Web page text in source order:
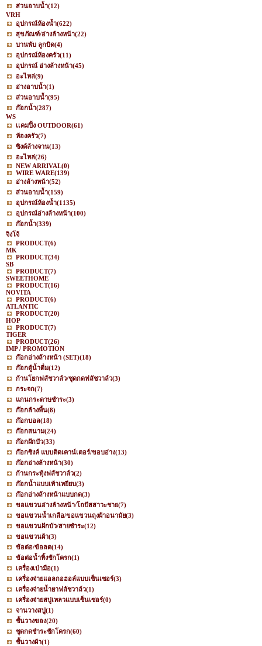
ส่วนอาบน้ำ(12)
VRH
อุปกรณ์ห้องน้ำ(622)
สุขภัณฑ์/อ่างล้างหน้า(22)
บานพับ ลูกบิด(4)
อุปกรณ์ห้องครัว(11)
อุปกรณ์ อ่างล้างหน้า(45)
อะไหล่(9)
อ่างอาบน้ำ(1)
ส่วนอาบน้ำ(95)
ก๊อกน้ำ(287)
WS
เเคมปิ้ง OUTDOOR(61)
ห้องครัว(7)
ซิงค์ล้างจาน(13)
อะไหล่(26)
NEW ARRIVAL(0)
WIRE WARE(139)
อ่างล้างหน้า(52)
ส่วนอาบน้ำ(159)
อุปกรณ์ห้องน้ำ(1135)
อุปกรณ์อ่างล้างหน้า(100)
ก๊อกน้ำ(339)
จิงโจ้
PRODUCT(6)
MK
PRODUCT(34)
SB
PRODUCT(7)
SWEETHOME
PRODUCT(16)
NOVITA
PRODUCT(6)
ATLANTIC
PRODUCT(20)
HOP
PRODUCT(7)
TIGER
PRODUCT(26)
IMP / PROMOTION
ก๊อกอ่างล้างหน้า (SET)(18)
ก๊อกตู้น้ำดื่ม(12)
ก้านโยกฟลัชวาล์ว/ชุดกดฟลัชวาล์ว(3)
กระจก(7)
แกนกระดาษชำระ(3)
ก๊อกล้างพื้น(8)
ก๊อกบอล(18)
ก๊อกสนาม(24)
ก๊อกฝักบัว(33)
ก๊อกซิงค์ แบบติดเคาน์เตอร์/ขอบอ่าง(13)
ก๊อกอ่างล้างหน้า(30)
ก้านกระทุ้งฟลัชวาล์ว(2)
ก๊อกน้ำแบบเท้าเหยียบ(3)
ก๊อกอ่างล้างหน้าแบบกด(3)
ขอแขวนอ่างล้างหน้า/โถปัสสาวะชาย(7)
ขอแขวนน้ำเกลือ/ขอแขวนถุงผ้าอนามัย(3)
ขอแขวนฝักบัว/สายชำระ(12)
ขอแขวนผ้า(3)
ข้อต่อ/ข้อลด(14)
ข้อต่อน้ำทิ้งชักโครก(1)
เครื่องเป่ามือ(1)
เครื่องจ่ายแอลกอฮอล์แบบเซ็นเซอร์(3)
เครื่องจ่ายน้ำยาฟลัชวาล์ว(1)
เครื่องจ่ายสบู่เหลวแบบเซ็นเซอร์(0)
จานวางสบู่(1)
ชั้นวางของ(20)
ชุดกดชำระชักโครก(60)
ชั้นวางผ้า(1)